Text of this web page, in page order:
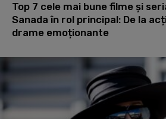
Top 7 cele mai bune filme și
Sanada în rol principal: De la
drame emoționante